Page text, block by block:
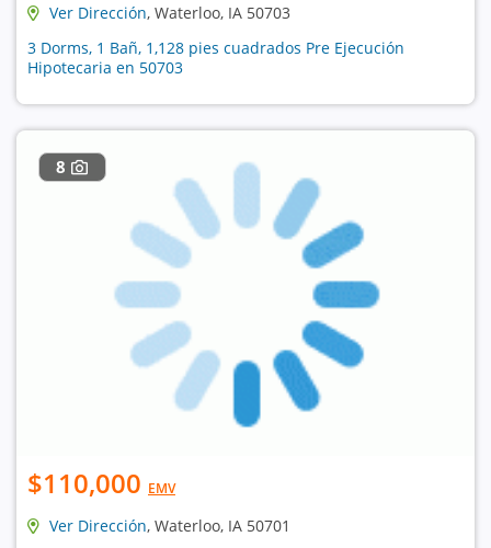
Ver Dirección, Waterloo, IA 50703
3 Dorms, 1 Bañ, 1,128 pies cuadrados Pre Ejecución
Hipotecaria en 50703
8
$110,000 EMV
Ver Dirección, Waterloo, IA 50701